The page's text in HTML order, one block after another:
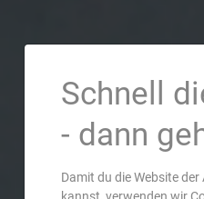
Schnell
- dann
Damit du die Website
kannst, verwenden wir